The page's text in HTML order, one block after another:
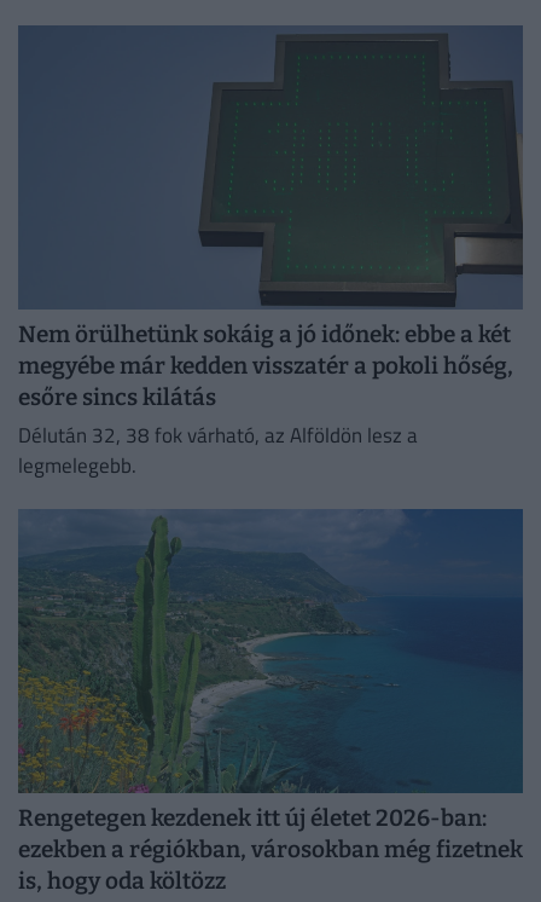
Nem örülhetünk sokáig a jó időnek: ebbe a két
megyébe már kedden visszatér a pokoli hőség,
esőre sincs kilátás
Délután 32, 38 fok várható, az Alföldön lesz a
legmelegebb.
Rengetegen kezdenek itt új életet 2026-ban:
ezekben a régiókban, városokban még fizetnek
is, hogy oda költözz